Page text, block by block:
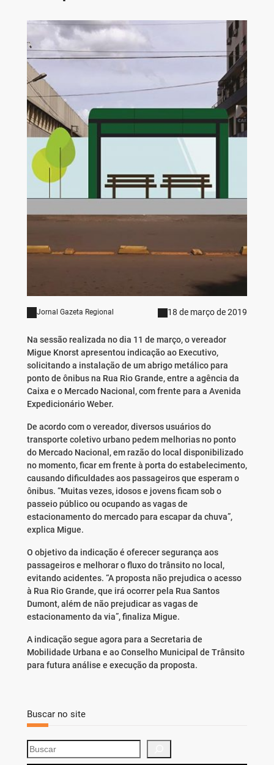
Jornal Gazeta Regional 18 de março de 2019
Na sessão realizada no dia 11 de março, o vereador
Migue Knorst apresentou indicação ao Executivo,
solicitando a instalação de um abrigo metálico para
ponto de ônibus na Rua Rio Grande, entre a agência da
Caixa e o Mercado Nacional, com frente para a Avenida
Expedicionário Weber.
De acordo com o vereador, diversos usuários do
transporte coletivo urbano pedem melhorias no ponto
do Mercado Nacional, em razão do local disponibilizado
no momento, ficar em frente à porta do estabelecimento,
causando dificuldades aos passageiros que esperam o
ônibus. “Muitas vezes, idosos e jovens ficam sob o
passeio público ou ocupando as vagas de
estacionamento do mercado para escapar da chuva”,
explica Migue.
O objetivo da indicação é oferecer segurança aos
passageiros e melhorar o fluxo do trânsito no local,
evitando acidentes. “A proposta não prejudica o acesso
à Rua Rio Grande, que irá ocorrer pela Rua Santos
Dumont, além de não prejudicar as vagas de
estacionamento da via”, finaliza Migue.
A indicação segue agora para a Secretaria de
Mobilidade Urbana e ao Conselho Municipal de Trânsito
para futura análise e execução da proposta.
Buscar no site
S
e